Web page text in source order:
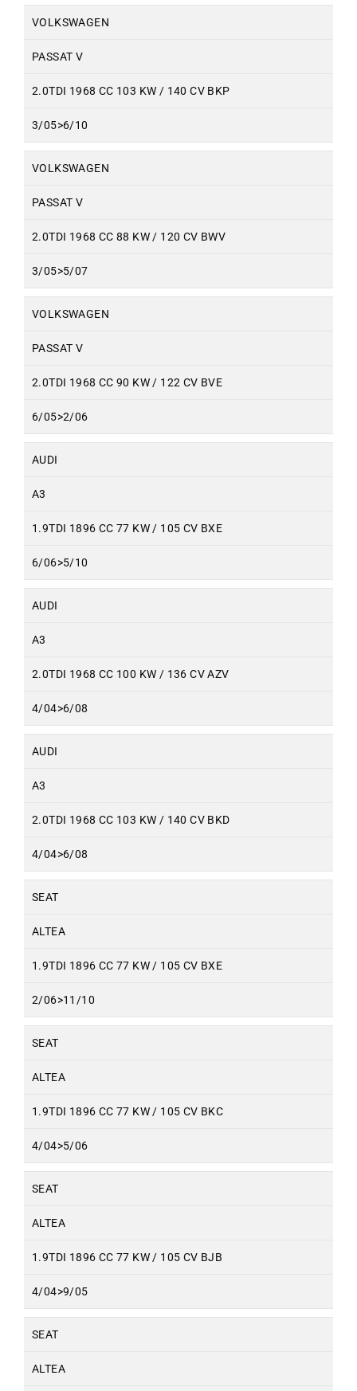
VOLKSWAGEN
PASSAT V
2.0TDI 1968 CC 103 KW / 140 CV BKP
3/05>6/10
VOLKSWAGEN
PASSAT V
2.0TDI 1968 CC 88 KW / 120 CV BWV
3/05>5/07
VOLKSWAGEN
PASSAT V
2.0TDI 1968 CC 90 KW / 122 CV BVE
6/05>2/06
AUDI
A3
1.9TDI 1896 CC 77 KW / 105 CV BXE
6/06>5/10
AUDI
A3
2.0TDI 1968 CC 100 KW / 136 CV AZV
4/04>6/08
AUDI
A3
2.0TDI 1968 CC 103 KW / 140 CV BKD
4/04>6/08
SEAT
ALTEA
1.9TDI 1896 CC 77 KW / 105 CV BXE
2/06>11/10
SEAT
ALTEA
1.9TDI 1896 CC 77 KW / 105 CV BKC
4/04>5/06
SEAT
ALTEA
1.9TDI 1896 CC 77 KW / 105 CV BJB
4/04>9/05
SEAT
ALTEA